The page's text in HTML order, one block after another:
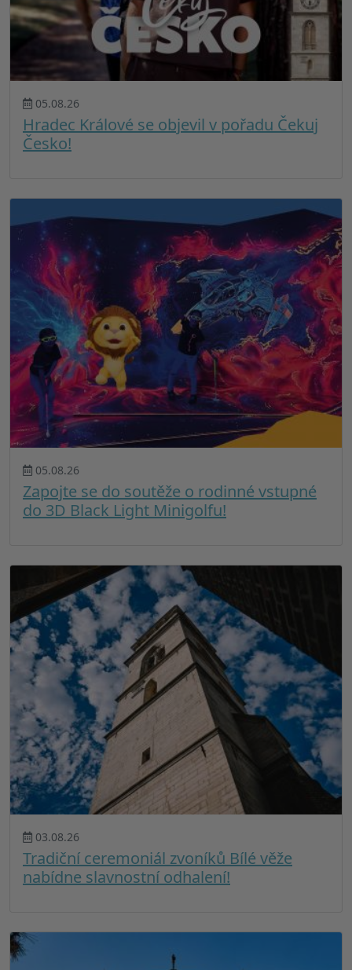
05.08.26
Hradec Králové se objevil v pořadu Čekuj
Česko!
05.08.26
Zapojte se do soutěže o rodinné vstupné
do 3D Black Light Minigolfu!
03.08.26
Tradiční ceremoniál zvoníků Bílé věže
nabídne slavnostní odhalení!